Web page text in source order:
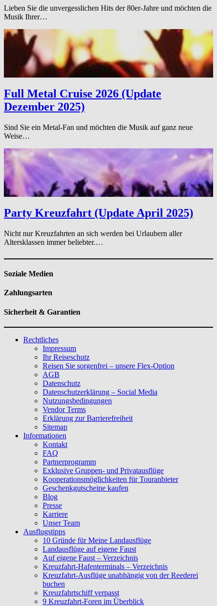
Lieben Sie die unvergesslichen Hits der 80er-Jahre und möchten die
Musik Ihrer…
Full Metal Cruise 2026 (Update
Dezember 2025)
Sind Sie ein Metal-Fan und möchten die Musik auf ganz neue
Weise…
Party Kreuzfahrt (Update April 2025)
Nicht nur Kreuzfahrten an sich werden bei Urlaubern aller
Altersklassen immer beliebter.…
Soziale Medien
Zahlungsarten
Sicherheit & Garantien
Rechtliches
Impressum
Ihr Reiseschutz
Reisen Sie sorgenfrei – unsere Flex-Option
AGB
Datenschutz
Datenschutzerklärung – Social Media
Nutzungsbedingungen
Vendor Terms
Erklärung zur Barrierefreiheit
Sitemap
Informationen
Kontakt
FAQ
Partnerprogramm
Exklusive Gruppen- und Privatausflüge
Kooperationsmöglichkeiten für Touranbieter
Geschenkgutscheine kaufen
Blog
Presse
Karriere
Unser Team
Ausflugstipps
10 Gründe für Meine Landausflüge
Landausflüge auf eigene Faust
Auf eigene Faust – Verzeichnis
Kreuzfahrt-Hafenterminals – Verzeichnis
Kreuzfahrt-Ausflüge unabhängig von der Reederei
buchen
Kreuzfahrtschiff verpasst
9 Kreuzfahrt-Foren im Überblick